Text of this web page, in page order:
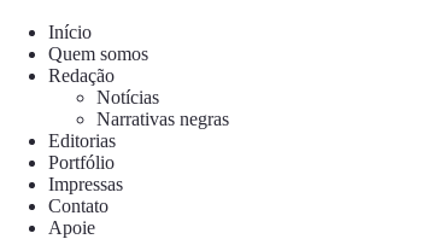
para
conteúdo
Início
Quem somos
Redação
Notícias
Narrativas negras
Editorias
Portfólio
Impressas
Contato
Apoie